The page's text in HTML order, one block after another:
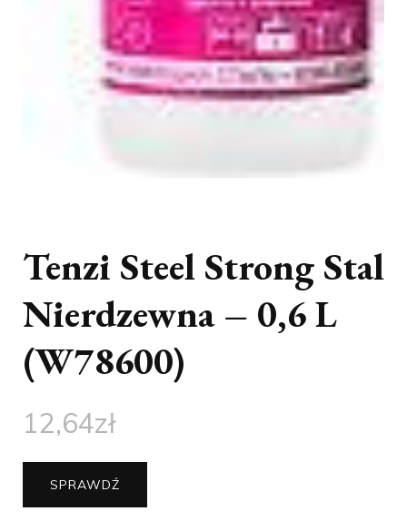
Tenzi Steel Strong Stal
Nierdzewna – 0,6 L
(W78600)
12,64zł
SPRAWDŹ